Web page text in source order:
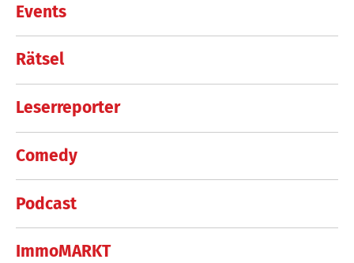
Events
Rätsel
Leserreporter
Comedy
Podcast
ImmoMARKT